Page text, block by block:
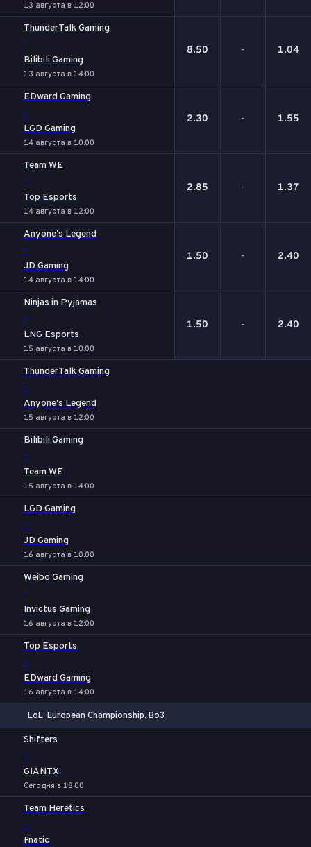
13 августа в 12:00
ThunderTalk Gaming
-
Bilibili Gaming
13 августа в 14:00
8.50 - 1.04
EDward Gaming
-
LGD Gaming
14 августа в 10:00
2.30 - 1.55
Team WE
-
Top Esports
14 августа в 12:00
2.85 - 1.37
Anyone's Legend
-
JD Gaming
14 августа в 14:00
1.50 - 2.40
Ninjas in Pyjamas
-
LNG Esports
15 августа в 10:00
1.50 - 2.40
ThunderTalk Gaming
-
Anyone's Legend
15 августа в 12:00
Bilibili Gaming
-
Team WE
15 августа в 14:00
LGD Gaming
-
JD Gaming
16 августа в 10:00
Weibo Gaming
-
Invictus Gaming
16 августа в 12:00
Top Esports
-
EDward Gaming
16 августа в 14:00
LoL. European Championship. Bo3
Shifters
-
GIANTX
Сегодня в 18:00
Team Heretics
-
Fnatic